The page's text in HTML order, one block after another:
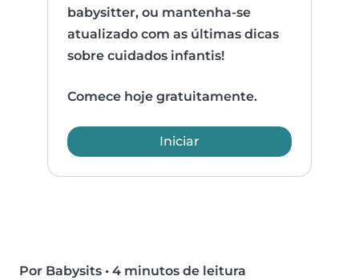
babysitter, ou mantenha-se
atualizado com as últimas dicas
sobre cuidados infantis!
Comece hoje gratuitamente.
Iniciar
Por Babysits • 4 minutos de leitura